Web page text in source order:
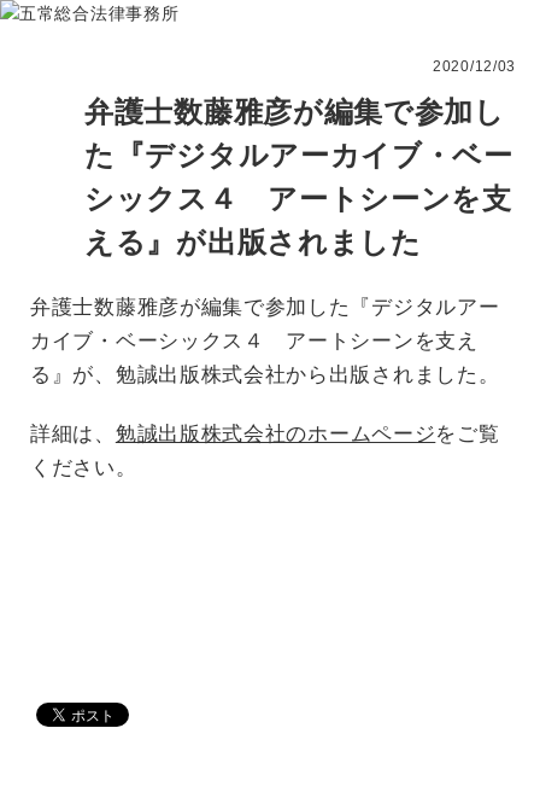
2020/12/03
弁護士数藤雅彦が編集で参加し
た『デジタルアーカイブ・ベー
シックス４ アートシーンを支
える』が出版されました
弁護士数藤雅彦が編集で参加した『デジタルアー
カイブ・ベーシックス４ アートシーンを支え
る』が、勉誠出版株式会社から出版されました。
詳細は、 勉誠出版株式会社のホームページをご覧
ください。